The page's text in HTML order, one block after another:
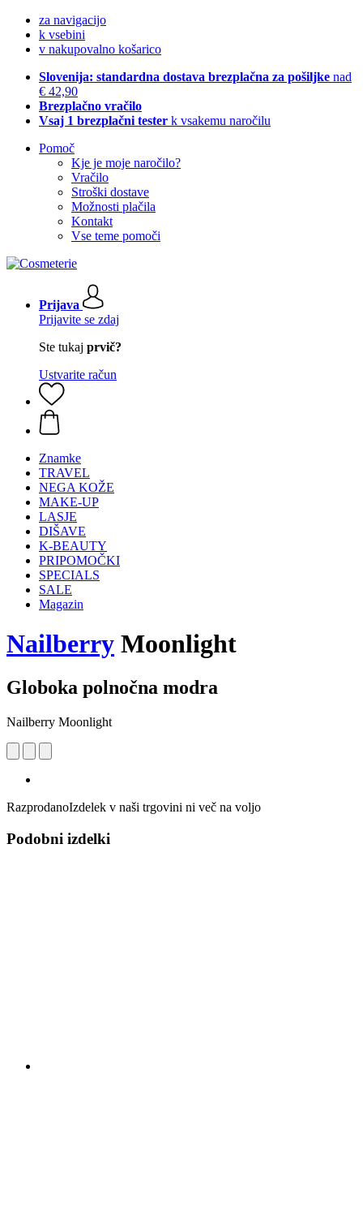
za navigacijo
k vsebini
v nakupovalno košarico
Slovenija: standardna dostava brezplačna za pošiljke nad
€ 42,90
Brezplačno vračilo
Vsaj 1 brezplačni tester k vsakemu naročilu
Pomoč
Kje je moje naročilo?
Vračilo
Stroški dostave
Možnosti plačila
Kontakt
Vse teme pomoči
Prijava
Prijavite se zdaj
Ste tukaj prvič?
Ustvarite račun
Znamke
TRAVEL
NEGA KOŽE
MAKE-UP
LASJE
DIŠAVE
K-BEAUTY
PRIPOMOČKI
SPECIALS
SALE
Magazin
Nailberry Moonlight
Globoka polnočna modra
Nailberry Moonlight
RazprodanoIzdelek v naši trgovini ni več na voljo
Podobni izdelki